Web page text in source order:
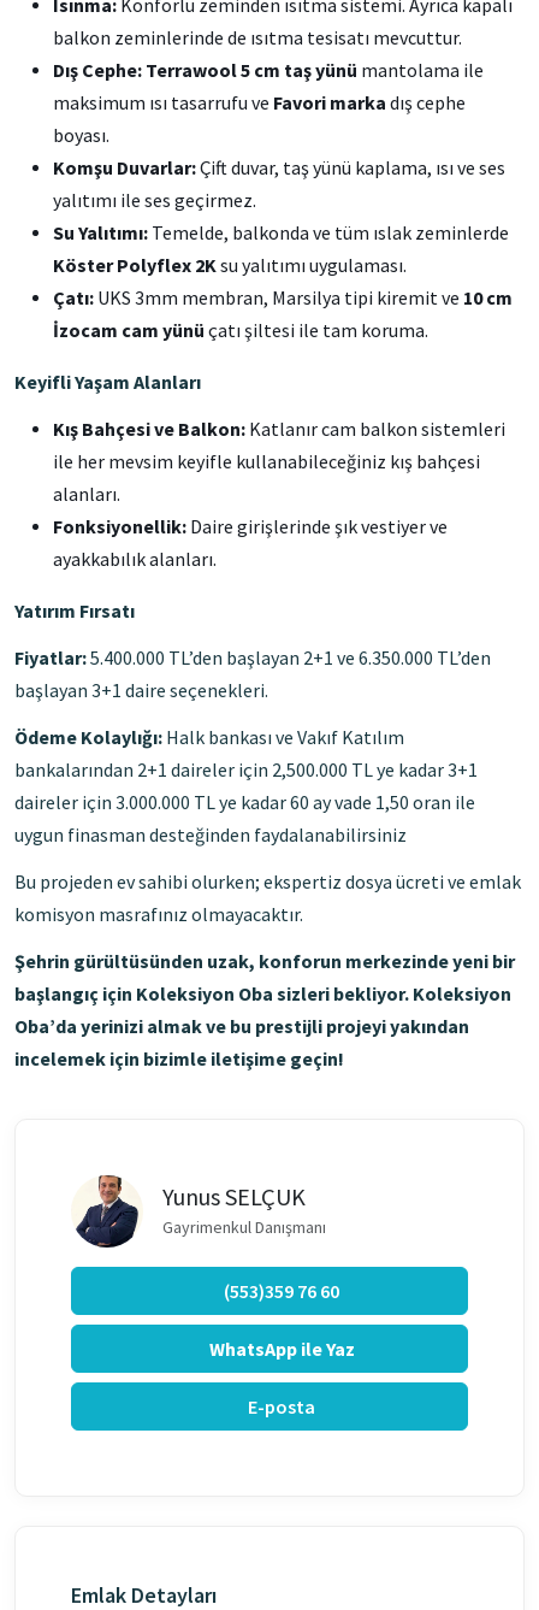
Yunus SELÇUK
Gayrimenkul Danışmanı
(553)359 76 60
WhatsApp ile Yaz
E-posta
Emlak Detayları
Isınma: Konforlu zeminden ısıtma sistemi. Ayrıca kapalı
balkon zeminlerinde de ısıtma tesisatı mevcuttur.
Dış Cephe: Terrawool 5 cm taş yünü mantolama ile
maksimum ısı tasarrufu ve Favori marka dış cephe
boyası.
Komşu Duvarlar:Çift duvar, taş yünü kaplama, ısı ve ses
yalıtımı ile ses geçirmez.
Su Yalıtımı: Temelde, balkonda ve tüm ıslak zeminlerde
Köster Polyflex 2Ksu yalıtımı uygulaması.
Çatı: UKS 3mm membran, Marsilya tipi kiremit ve 10 cm
İzocam cam yünü çatı şiltesi ile tam koruma.
Keyifli Yaşam Alanları
Kış Bahçesi ve Balkon: Katlanır cam balkon sistemleri
ile her mevsim keyifle kullanabileceğiniz kış bahçesi
alanları.
Fonksiyonellik: Daire girişlerinde şık vestiyer ve
ayakkabılık alanları.
Yatırım Fırsatı
Fiyatlar:5.400.000 TL’den başlayan 2+1 ve 6.350.000 TL’den
başlayan 3+1 daire seçenekleri.
Ödeme Kolaylığı: Halk bankası ve Vakıf Katılım
bankalarından 2+1 daireler için 2,500.000 TL ye kadar 3+1
daireler için 3.000.000 TL ye kadar 60 ay vade 1,50 oran ile
uygun finasman desteğinden faydalanabilirsiniz
Bu projeden ev sahibi olurken; ekspertiz dosya ücreti ve emlak
komisyon masrafınız olmayacaktır.
Şehrin gürültüsünden uzak, konforun merkezinde yeni bir
başlangıç için Koleksiyon Oba sizleri bekliyor. Koleksiyon
Oba’da yerinizi almak ve bu prestijli projeyi yakından
incelemek için bizimle iletişime geçin!